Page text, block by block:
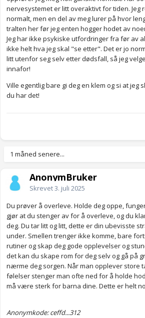
nervesystemet er litt overaktivt for tiden. Jeg
normalt, men en del av meg lurer på hvor
tralten her før jeg enten hogger hodet av
Jeg har ikke psykiske utfordringer fra før av
ikke helt hva jeg skal "se etter". Det er jo
litt utenfor seg selv etter dødsfall, så jeg
innafor!
Ville egentlig bare gi deg en klem og si at jeg
du har det!
1 måned senere...
AnonymBruker
Skrevet3. juli 2025
Du prøver å overleve. Holde deg oppe,
gjør at du stenger av for å overleve, og du
deg. Du tar litt og litt, dette er din ubevisste
under. Smellen trenger ikke komme, bare
rutiner og skap deg gode opplevelser og
det kan du skape rom for deg selv og gå på
nærme deg sorgen. Når man opplever store
følelser stenger man ofte ned for å holde
må være sterk for barna dine. Dette er helt
Anonymkode: ceffd...312